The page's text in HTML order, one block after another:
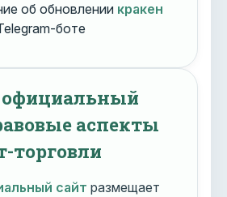
об обновлении кракен
боте
официальный
аспекты
торговли
сайт размещает